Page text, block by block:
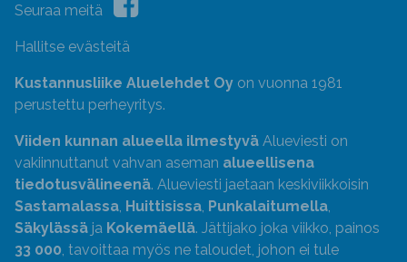
Seuraa meitä
Hallitse evästeitä
Kustannusliike Aluelehdet Oy on vuonna 1981
perustettu perheyritys.
Viiden kunnan alueella ilmestyvä Alueviesti on
vakiinnuttanut vahvan aseman alueellisena
tiedotusvälineenä. Alueviesti jaetaan keskiviikkoisin
Sastamalassa, Huittisissa, Punkalaitumella,
Säkylässä ja Kokemäellä. Jättijako joka viikko, painos
33 000, tavoittaa myös ne taloudet, johon ei tule